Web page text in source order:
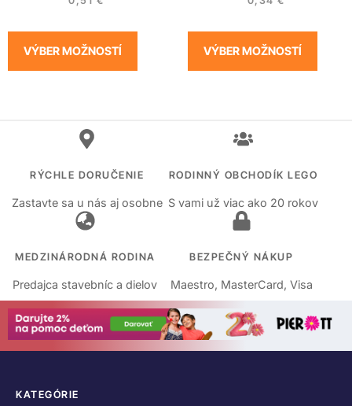
VÝBER MOŽNOSTÍ VÝBER MOŽNOSTÍ
RÝCHLE DORUČENIE
Zastavte sa u nás aj osobne
RODINNÝ OBCHODÍK LEGO
S vami už viac ako 20 rokov
MEDZINÁRODNÁ RODINA
Predajca stavebníc a dielov
BEZPEČNÝ NÁKUP
Maestro, MasterCard, Visa
KATEGÓRIE